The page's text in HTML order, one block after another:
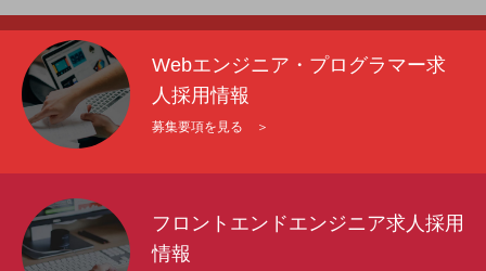
Webエンジニア・プログラマー求
人採用情報
募集要項を見る ＞
フロントエンドエンジニア求人採用
情報